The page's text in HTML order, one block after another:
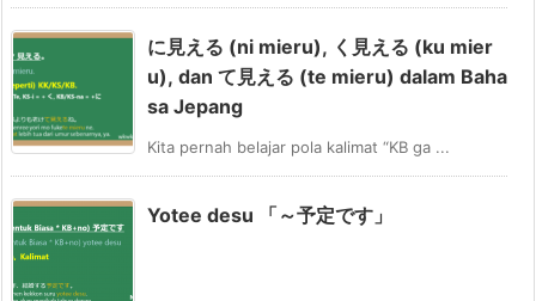
に見える (ni mieru), く見える (ku mier
u), dan て見える (te mieru) dalam Baha
sa Jepang
Kita pernah belajar pola kalimat “KB ga ...
Yotee desu 「～予定です」